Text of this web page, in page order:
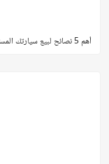
أهم 5 نصائح لبيع سيارتك المستعملة في مصر: مقارنة مع قطر والسعودية والكويت